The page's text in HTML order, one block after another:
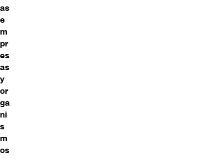
as
e
m
pr
es
as
y
or
ga
ni
s
m
os